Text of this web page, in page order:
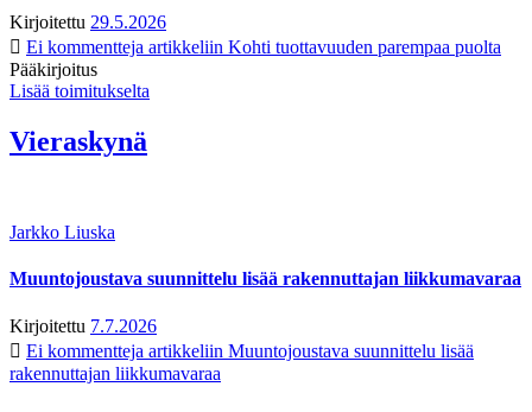
Kirjoitettu 29.5.2026
Ei kommentteja artikkeliin Kohti tuottavuuden parempaa puolta
Pääkirjoitus
Lisää toimitukselta
Vieraskynä
Jarkko Liuska
Muuntojoustava suunnittelu lisää rakennuttajan liikkumavaraa
Kirjoitettu 7.7.2026
Ei kommentteja artikkeliin Muuntojoustava suunnittelu lisää
rakennuttajan liikkumavaraa